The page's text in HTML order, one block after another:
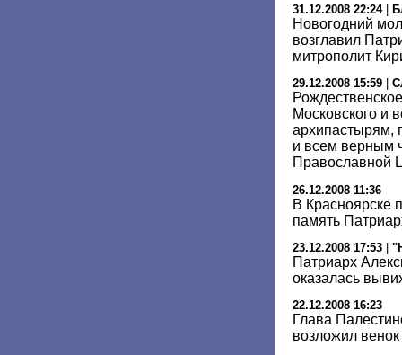
31.12.2008 22:24|
Новогодний
возглавил
митрополит
29.12.2008 15:59
Московского и
архипастырям,
и всем верным
Православной
26.12.2008 11:36
В Красноярске
память
23.12.2008 17:53
Патриарх
оказалась
22.12.2008 16:23
Глава
возложил